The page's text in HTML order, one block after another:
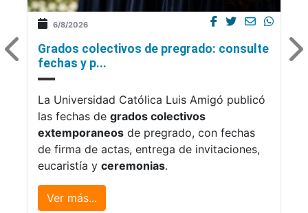
6/8/2026
Grados colectivos de pregrado: consulte
fechas y p...
La Universidad Católica Luis Amigó publicó
las fechas de grados colectivos
extemporaneos de pregrado, con fechas
de firma de actas, entrega de invitaciones,
eucaristía y ceremonias.
Ver más...